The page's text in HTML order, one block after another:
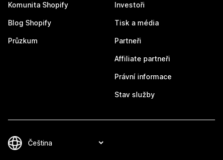
Komunita Shopify
Blog Shopify
Průzkum
Investoři
Tisk a média
Partneři
Affiliate partneři
Právní informace
Stav služby